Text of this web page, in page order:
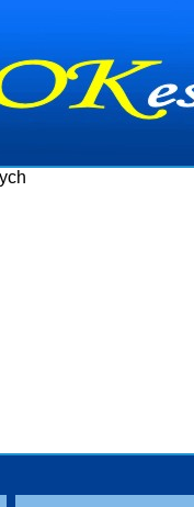
Budowa stoisk